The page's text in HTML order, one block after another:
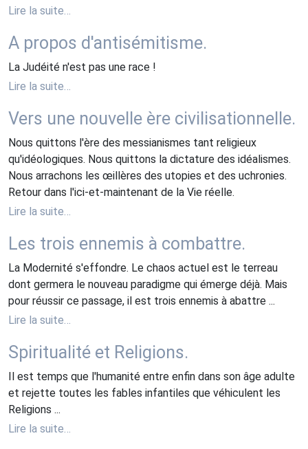
Lire la suite…
A propos d'antisémitisme.
La Judéité n'est pas une race !
Lire la suite…
Vers une nouvelle ère civilisationnelle.
Nous quittons l'ère des messianismes tant religieux
qu'idéologiques. Nous quittons la dictature des idéalismes.
Nous arrachons les œillères des utopies et des uchronies.
Retour dans l'ici-et-maintenant de la Vie réelle.
Lire la suite…
Les trois ennemis à combattre.
La Modernité s'effondre. Le chaos actuel est le terreau
dont germera le nouveau paradigme qui émerge déjà. Mais
pour réussir ce passage, il est trois ennemis à abattre ...
Lire la suite…
Spiritualité et Religions.
Il est temps que l'humanité entre enfin dans son âge adulte
et rejette toutes les fables infantiles que véhiculent les
Religions ...
Lire la suite…